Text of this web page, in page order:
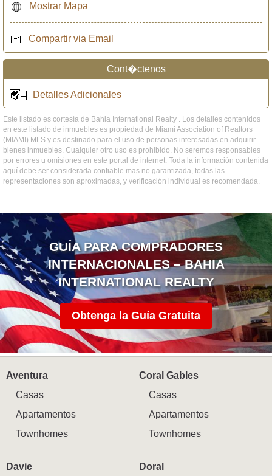
Mostrar Mapa
Compartir via Email
Cont�ctenos
Detalles Adicionales
Este listado es cortesía de Bahia International Realty . Los detalles contenidos
en este listado de inmuebles es propiedad de Miami Association of Realtors
(MIAMI) MLS y es destinado para el uso de personas interesadas en adquirir
bienes inmuebles. Cualquier otro uso es prohibido. No seremos responsables
por errores u omisiones en este portal de internet. Toda la información contenida
aquí debe ser considerada confiable mas no garantizada, todas las
representaciones son aproximadas, y verificación individual es recomendada.
GUÍA PARA COMPRADORES
INTERNACIONALES – BAHIA
INTERNATIONAL REALTY
Obtenga la Guía Gratuita
Aventura
Casas
Apartamentos
Townhomes
Coral Gables
Casas
Apartamentos
Townhomes
Davie
Doral